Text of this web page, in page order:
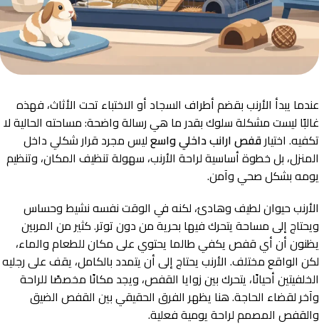
عندما يبدأ الأرنب بقضم أطراف السجاد أو الاختباء تحت الأثاث، فهذه
غالبًا ليست مشكلة سلوك بقدر ما هي رسالة واضحة: مساحته الحالية لا
تكفيه. اختيارقفص ارانب داخلي واسعليس مجرد قرار شكلي داخل
المنزل، بل خطوة أساسية لراحة الأرنب، سهولة تنظيف المكان، وتنظيم
يومه بشكل صحي وآمن.
الأرنب حيوان لطيف وهادئ، لكنه في الوقت نفسه نشيط وحساس
ويحتاج إلى مساحة يتحرك فيها بحرية من دون توتر. كثير من المربين
يظنون أن أي قفص يكفي طالما يحتوي على مكان للطعام والماء،
لكن الواقع مختلف. الأرنب يحتاج إلى أن يتمدد بالكامل، يقف على رجليه
الخلفيتين أحيانًا، يتحرك بين زوايا القفص، ويجد مكانًا مخصصًا للراحة
وآخر لقضاء الحاجة. هنا يظهر الفرق الحقيقي بين القفص الضيق
والقفص المصمم لراحة يومية فعلية.